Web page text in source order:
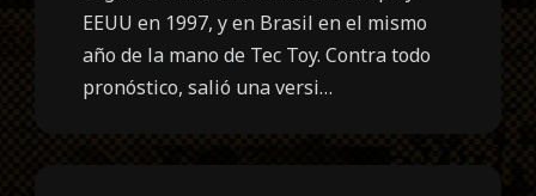
EEUU en 1997, y en Brasil en el mismo
año de la mano de Tec Toy. Contra todo
pronóstico, salió una versi…